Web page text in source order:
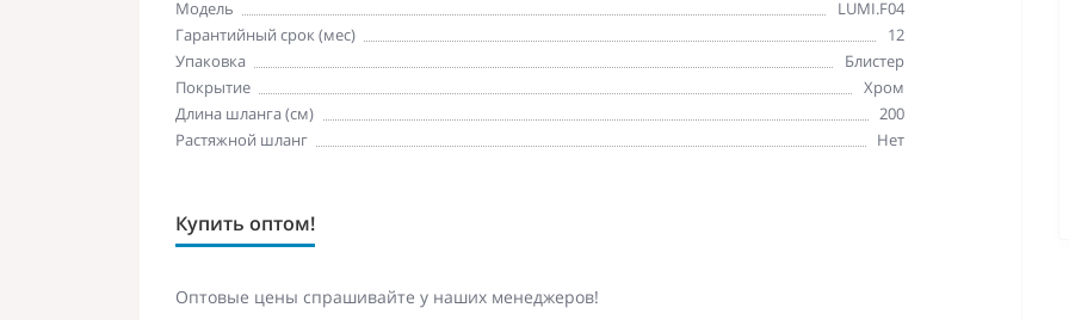
Модель
LUMI.F04
Гарантийный срок (мес)
12
Упаковка
Блистер
Покрытие
Хром
Длина шланга (см)
200
Растяжной шланг
Нет
Купить оптом!
Оптовые цены спрашивайте у наших менеджеров!